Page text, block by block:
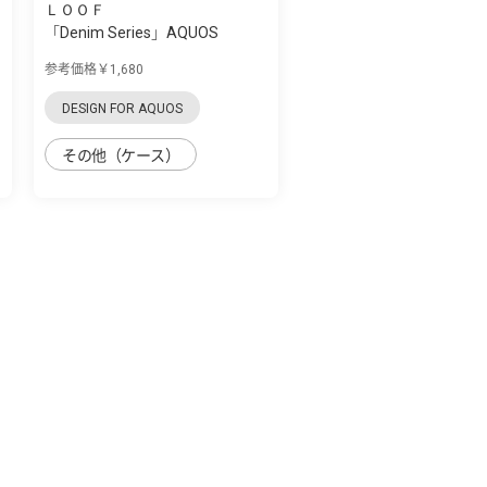
ＬＯＯＦ
「Denim Series」AQUOS
参考価格￥1,680
DESIGN FOR AQUOS
その他（ケース）